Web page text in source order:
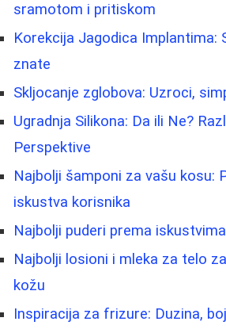
sramotom i pritiskom
Korekcija Jagodica Implantima:
znate
Skljocanje zglobova: Uzroci,
Ugradnja Silikona: Da ili Ne?
Perspektive
Najbolji šamponi za vašu kosu:
iskustva korisnika
Najbolji puderi prema
Najbolji losioni i mleka za telo
kožu
Inspiracija za frizure: Duzina,